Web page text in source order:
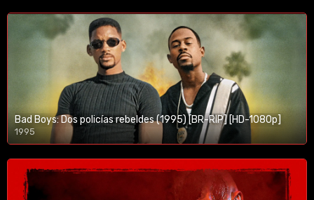
Bad Boys: Dos policías rebeldes (1995) [BR-RIP] [HD-1080p]
1995
1080p/720p